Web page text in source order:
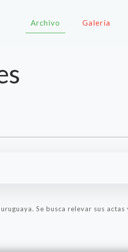
Archivo Galería
Se busca relevar sus actas